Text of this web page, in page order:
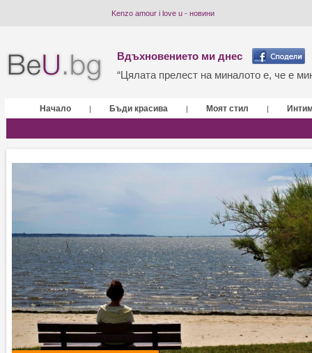
Kenzo amour i love u - новини
Вдъхновението ми днес
“Цялата прелест на миналото е, че е
Начало | Бъди красива | Моят стил |